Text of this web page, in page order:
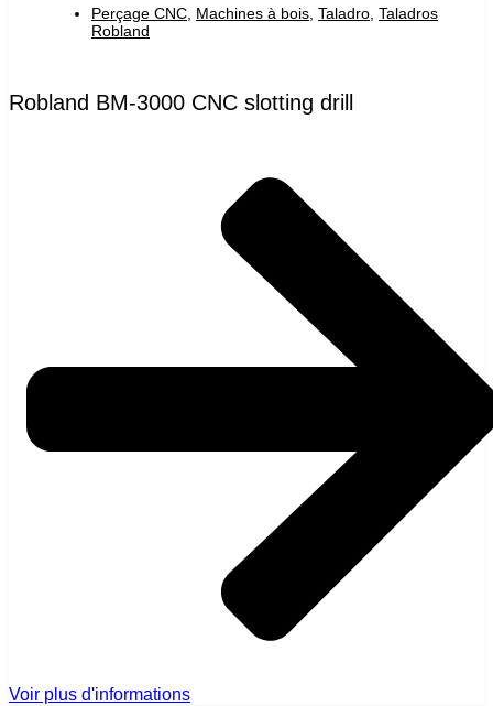
Perçage CNC Machines à bois Taladro Taladros
Robland
Robland BM-3000 CNC slotting drill
Voir plus d'informations